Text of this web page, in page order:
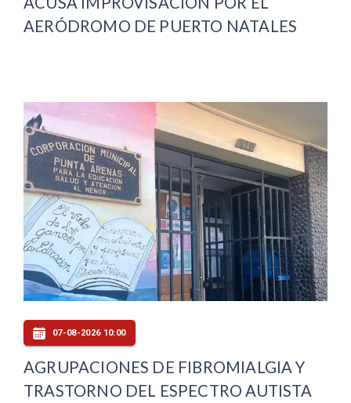
AERÓDROMO DE PUERTO NATALES
07-08-2026 10:00
AGRUPACIONES DE FIBROMIALGIA Y
TRASTORNO DEL ESPECTRO AUTISTA